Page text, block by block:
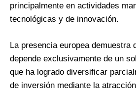
principalmente en actividades
tecnológicas y de innovación.
La presencia europea demuestra
depende exclusivamente de un
que ha logrado diversificar
de inversión mediante la